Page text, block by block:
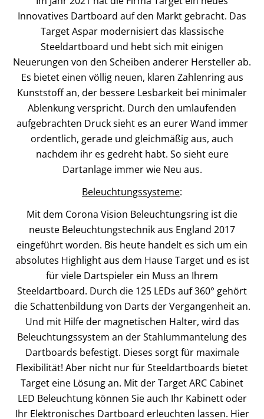
Innovatives Dartboard auf den Markt gebracht. Das
Target Aspar modernisiert das klassische
Steeldartboard und hebt sich mit einigen
Neuerungen von den Scheiben anderer Hersteller ab.
Es bietet einen völlig neuen, klaren Zahlenring aus
Kunststoff an, der bessere Lesbarkeit bei minimaler
Ablenkung verspricht. Durch den umlaufenden
aufgebrachten Druck sieht es an eurer Wand immer
ordentlich, gerade und gleichmäßig aus, auch
nachdem ihr es gedreht habt. So sieht eure
Dartanlage immer wie Neu aus.
Beleuchtungssysteme:
Mit dem Corona Vision Beleuchtungsring ist die
neuste Beleuchtungstechnik aus England 2017
eingeführt worden. Bis heute handelt es sich um ein
absolutes Highlight aus dem Hause Target und es ist
für viele Dartspieler ein Muss an Ihrem
Steeldartboard. Durch die 125 LEDs auf 360° gehört
die Schattenbildung von Darts der Vergangenheit an.
Und mit Hilfe der magnetischen Halter, wird das
Beleuchtungssystem an der Stahlummantelung des
Dartboards befestigt. Dieses sorgt für maximale
Flexibilität! Aber nicht nur für Steeldartboards bietet
Target eine Lösung an. Mit der Target ARC Cabinet
LED Beleuchtung können Sie auch Ihr Kabinett oder
Ihr Elektronisches Dartboard erleuchten lassen. Hier